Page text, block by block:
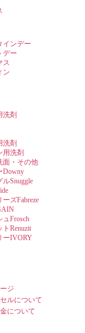
インデー
デー
ス
ン
洗剤
洗剤
用洗剤
面・その他
Downy
ルSnuggle
ズFabreze
ュFrosch
トRenuzit
ーIVORY
ジ
ルについて
について